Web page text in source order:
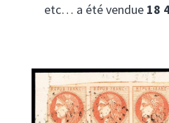
etc… a été vendue 18